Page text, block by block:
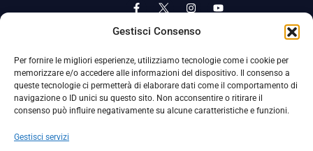
Gestisci Consenso
Per fornire le migliori esperienze, utilizziamo tecnologie come i cookie per
memorizzare e/o accedere alle informazioni del dispositivo. Il consenso a
queste tecnologie ci permetterà di elaborare dati come il comportamento di
navigazione o ID unici su questo sito. Non acconsentire o ritirare il
consenso può influire negativamente su alcune caratteristiche e funzioni.
Gestisci servizi
Privacy Policy Cookie Policy
La Società ha nominato il Responsabile della Protezione dei Dati Personali (DPO), figura specializzata che vigila sulle modalità
adottate dalla nostra Società per tutelare i Suoi dati personali.
Per contattare il DPO può scrivere a